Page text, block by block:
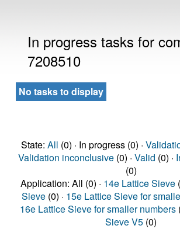
In progress tasks for
7208510
No tasks to display
State: All (0) · In progress (0) ·
Validation inconclusive(0) · Valid (0) ·
(0)
Application: All (0) · 14e Lattice Sieve
Sieve (0) · 15e Lattice Sieve for
16e Lattice Sieve for smaller numbers
Sieve V5 (0)